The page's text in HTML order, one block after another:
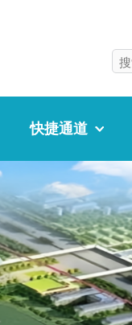
快捷通道